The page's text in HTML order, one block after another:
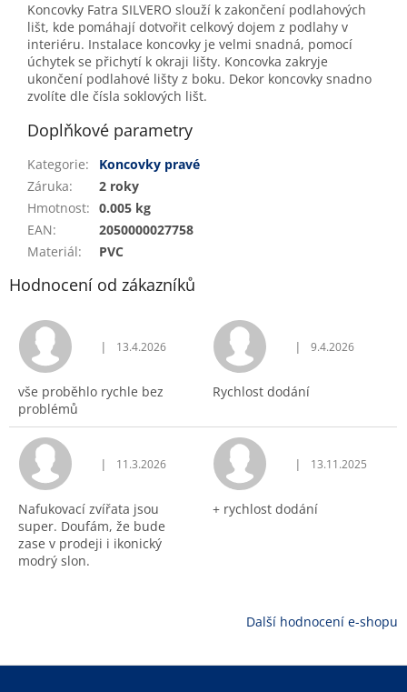
Koncovky Fatra SILVERO slouží k zakončení podlahových
lišt, kde pomáhají dotvořit celkový dojem z podlahy v
interiéru. Instalace koncovky je velmi snadná, pomocí
úchytek se přichytí k okraji lišty. Koncovka zakryje
ukončení podlahové lišty z boku. Dekor koncovky snadno
zvolíte dle čísla soklových lišt.
Doplňkové parametry
Kategorie:
Koncovky pravé
Záruka:
2 roky
Hmotnost: 0.005 kg
EAN:
2050000027758
Materiál: PVC
Hodnocení od zákazníků
Hodnocení obchodu je 5 z 5 hvězdiček.
| 13.4.2026
vše proběhlo rychle bez
problémů
Hodnocení
| 9.4.2026
Rychlost dodání
Hodnocení obchodu je 5 z 5 hvězdiček.
| 11.3.2026
Nafukovací zvířata jsou
super. Doufám, že bude
zase v prodeji i ikonický
modrý slon.
Hodnocení
| 13.11.2025
+ rychlost dodání
Další hodnocení e-shopu
Z